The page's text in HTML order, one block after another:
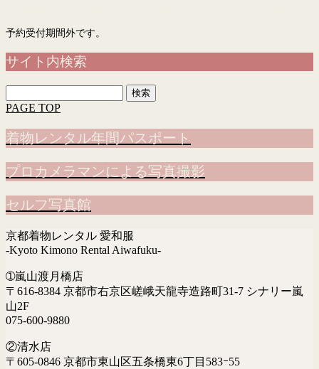
予約受付期間外です。
サイト内検索
索:
PAGE TOP
着物レンタル年間パスポート
プロカメラマンによる写真撮影
セルフ写真館
京都着物レンタル 愛和服
-Kyoto Kimono Rental Aiwafuku-
➀嵐山渡月橋店
〒616-8384 京都市右京区嵯峨天龍寺造路町31-7 シナリー嵐
山2F
075-600-9880
②清水店
〒605-0846 京都市東山区五条橋東6丁目583ｰ55